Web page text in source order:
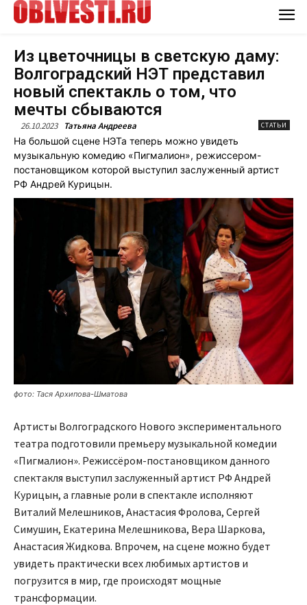
Из цветочницы в светскую даму:
Волгоградский НЭТ представил
новый спектакль о том, что
мечты сбываются
26.10.2023 Татьяна Андреева СТАТЬИ
На большой сцене НЭТа теперь можно увидеть
музыкальную комедию «Пигмалион», режиссером-
постановщиком которой выступил заслуженный артист
РФ Андрей Курицын.
фото: Тася Архипова-Шматова
Артисты Волгоградского Нового экспериментального
театра подготовили премьеру музыкальной комедии
«Пигмалион». Режиссёром-постановщиком данного
спектакля выступил заслуженный артист РФ Андрей
Курицын, а главные роли в спектакле исполняют
Виталий Мелешников, Анастасия Фролова, Сергей
Симушин, Екатерина Мелешникова, Вера Шаркова,
Анастасия Жидкова. Впрочем, на сцене можно будет
увидеть практически всех любимых артистов и
погрузится в мир, где происходят мощные
трансформации.